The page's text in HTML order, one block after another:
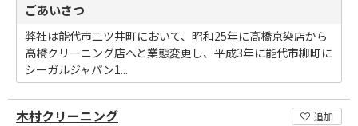
ごあいさつ
弊社は能代市二ツ井町において、昭和25年に髙橋京染店から
高橋クリーニング店へと業態変更し、平成3年に能代市柳町に
シーガルジャパン1...
木村クリーニング 追加